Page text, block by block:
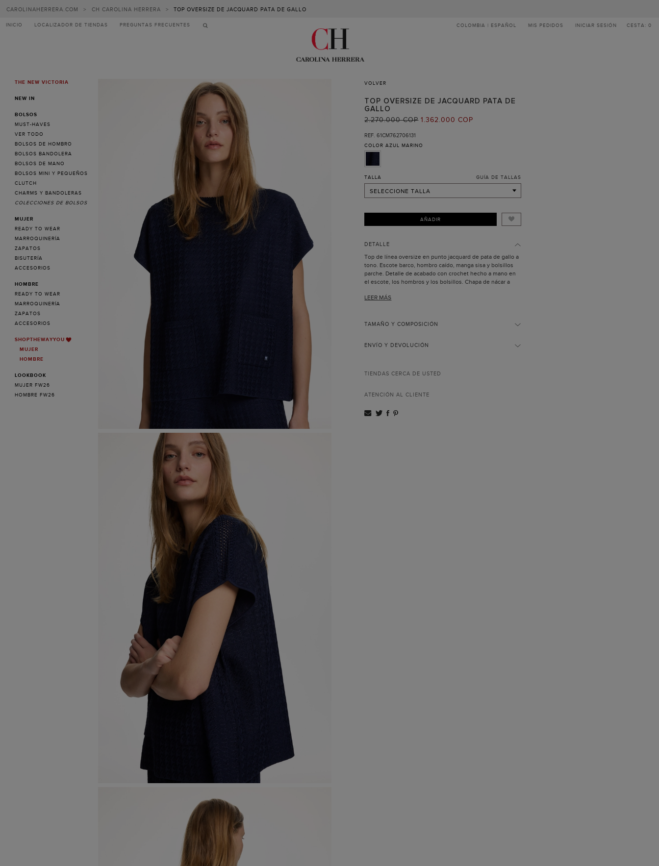
CAROLINAHERRERA.COM > CH CAROLINA HERRERA > TOP OVERSIZE DE JACQUARD PATA DE GALLO
INICIO LOCALIZADOR DE TIENDAS PREGUNTAS FRECUENTES COLOMBIA | ESPAÑOL MIS PEDIDOS INICIAR SESIÓN CESTA: 0
MENUTHE NEW VICTORIA
NEW IN
BOLSOS
MUST-HAVES
VER TODO
BOLSOS DE HOMBRO
BOLSOS BANDOLERA
BOLSOS DE MANO
BOLSOS MINI Y PEQUEÑOS
CLUTCH
CHARMS Y BANDOLERAS
COLECCIONES DE BOLSOS
MUJER
READY TO WEAR
MARROQUINERÍA
ZAPATOS
BISUTERÍA
ACCESORIOS
HOMBRE
READY TO WEAR
MARROQUINERÍA
ZAPATOS
ACCESORIOS
SHOPTHEWAYYOU
MUJER
HOMBRE
LOOKBOOK
MUJER FW26
HOMBRE FW26
VOLVER
TOP OVERSIZE DE JACQUARD PATA DE
GALLO
PRECIO
2.270.000 COP PRECIO
1.362.000 COP
REF. 61CM762706131
COLOR AZUL MARINO
TALLA
SELECCIONE TALLA
S
L GUÍA DE TALLAS
AÑADIR
DETALLE
Top de línea oversize en punto jacquard de pata de gallo a
tono. Escote barco, hombro caído, manga sisa y bolsillos
parche. Detalle de acabado con crochet hecho a mano en
el escote, los hombros y los bolsillos. Chapa de nácar a
combinarlo con el pantalón a conjunto.
LEER MÁS
TAMAÑO Y COMPOSICIÓN
ENVÍO Y DEVOLUCIÓN
TIENDAS CERCA DE USTED
ATENCIÓN AL CLIENTE